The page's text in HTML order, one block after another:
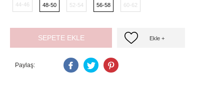
44-46 48-50 52-54 56-58 60-62
SEPETE EKLE Ekle +
Paylaş: